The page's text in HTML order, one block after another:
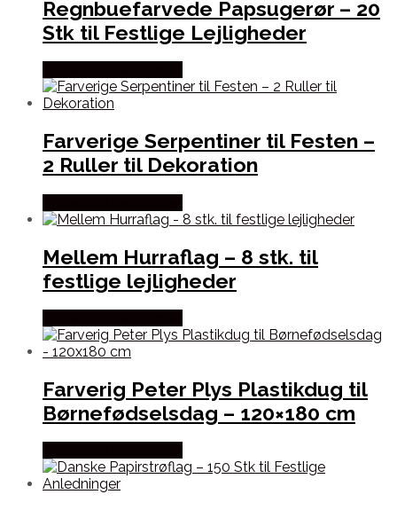
Regnbuefarvede Papsugerør – 20
Stk til Festlige Lejligheder
Farverige Serpentiner til Festen –
2 Ruller til Dekoration
Mellem Hurraflag – 8 stk. til
festlige lejligheder
Farverig Peter Plys Plastikdug til
Børnefødselsdag – 120×180 cm